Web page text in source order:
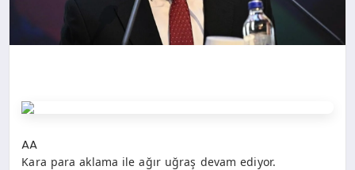
AA
Kara para aklama ile ağır uğraş devam ediyor.